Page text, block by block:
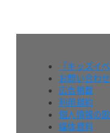
『キッズイ
お問い合わせ
広告掲載
利用規約
個人情報の
媒体資料